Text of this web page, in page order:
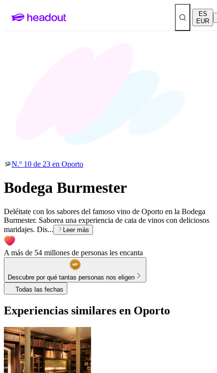
ES
EUR
N.º 10 de 23 en Oporto
Bodega Burmester
Deléitate con los sabores del famoso vino de Oporto en la Bodega
Burmester. Saborea una experiencia de cata de vinos con deliciosos
maridajes. Dis...
Leer más
A más de 54 millones de personas les encanta
Descubre por qué tantas personas nos eligen
Todas las fechas
Experiencias similares en Oporto